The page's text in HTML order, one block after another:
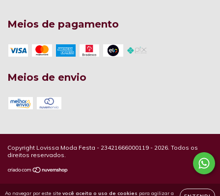
Ao navegar por este site você aceita o uso de cookies para agilizar a
Meios de pagamento
Meios de envio
Copyright Lovissa Moda Festa - 23421666000119 - 2026. Todos os
direitos reservados.